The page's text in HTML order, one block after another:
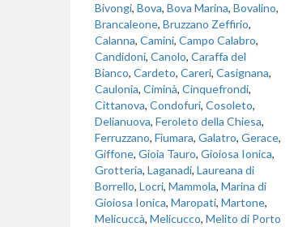
Bivongi, Bova, Bova Marina, Bovalino,
Brancaleone, Bruzzano Zeffirio,
Calanna, Camini, Campo Calabro,
Candidoni, Canolo, Caraffa del
Bianco, Cardeto, Careri, Casignana,
Caulonia, Ciminà, Cinquefrondi,
Cittanova, Condofuri, Cosoleto,
Delianuova, Feroleto della Chiesa,
Ferruzzano, Fiumara, Galatro, Gerace,
Giffone, Gioia Tauro, Gioiosa Ionica,
Grotteria, Laganadi, Laureana di
Borrello, Locri, Mammola, Marina di
Gioiosa Ionica, Maropati, Martone,
Melicuccà, Melicucco, Melito di Porto